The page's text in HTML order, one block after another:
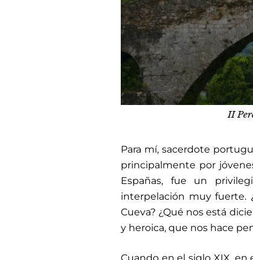
II
Para mí, sacerdote
principalmente por
Españas, fue un
interpelación muy fuerte.
Cueva? ¿Qué nos está
y heroica, que nos hace